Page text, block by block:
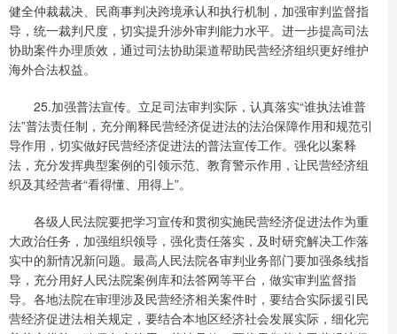
健全仲裁裁决、民商事判决跨境承认和执行机制，加强审判监督指
导，统一裁判尺度，切实提升涉外审判能力水平。进一步提高司法
协助案件办理质效，通过司法协助渠道帮助民营经济组织更好维护
海外合法权益。
25.加强普法宣传。立足司法审判实际，认真落实“谁执法谁普
法”普法责任制，充分阐释民营经济促进法的法治保障作用和规范引
导作用，切实做好民营经济促进法的普法宣传工作。强化以案释
法，充分发挥典型案例的引领示范、教育警示作用，让民营经济组
织及其经营者“看得懂、用得上”。
各级人民法院要把学习宣传和贯彻实施民营经济促进法作为重
大政治任务，加强组织领导，强化责任落实，及时研究解决工作落
实中的新情况新问题。最高人民法院各审判业务部门要加强条线指
导，充分用好人民法院案例库和法答网等平台，做实审判监督指
导。各地法院在审理涉及民营经济相关案件时，要结合实际援引民
营经济促进法相关规定，要结合本地区经济社会发展实际，细化完